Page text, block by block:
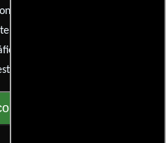
donde la conversación
Únete a la charla y déjanos
¡Los comentarios son la
diversidad de opiniones!